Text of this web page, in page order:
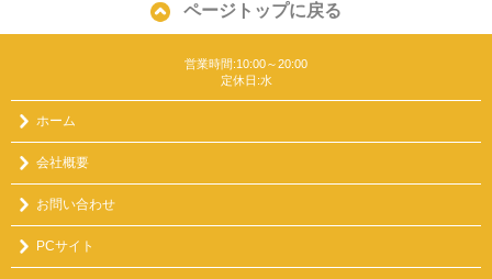
ページトップに戻る
営業時間:10:00～20:00
定休日:水
ホーム
会社概要
お問い合わせ
PCサイト